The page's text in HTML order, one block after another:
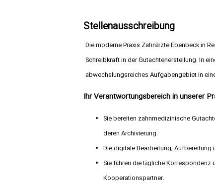
Stellenausschreibung
Die moderne Praxis Zahnärzte Ebenbeck in
Schreibkraft in der Gutachtenerstellung. In
abwechslungsreiches Aufgabengebiet in
Ihr Verantwortungsbereich in unserer
Sie bereiten zahnmedizinische
deren Archivierung.
Die digitale Bearbeitung, Aufbereitung
Sie führen die tägliche
Kooperationspartner.